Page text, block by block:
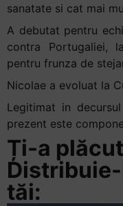
sanatate si cat mai
A debutat pentru
contra Portugaliei,
pentru frunza de
Nicolae a evoluat la
Legitimat in
prezent este
Ți-a
tăi: